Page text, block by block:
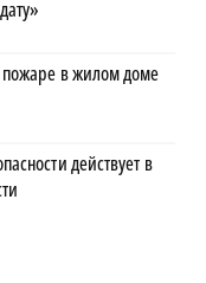
в жилом доме
действует в